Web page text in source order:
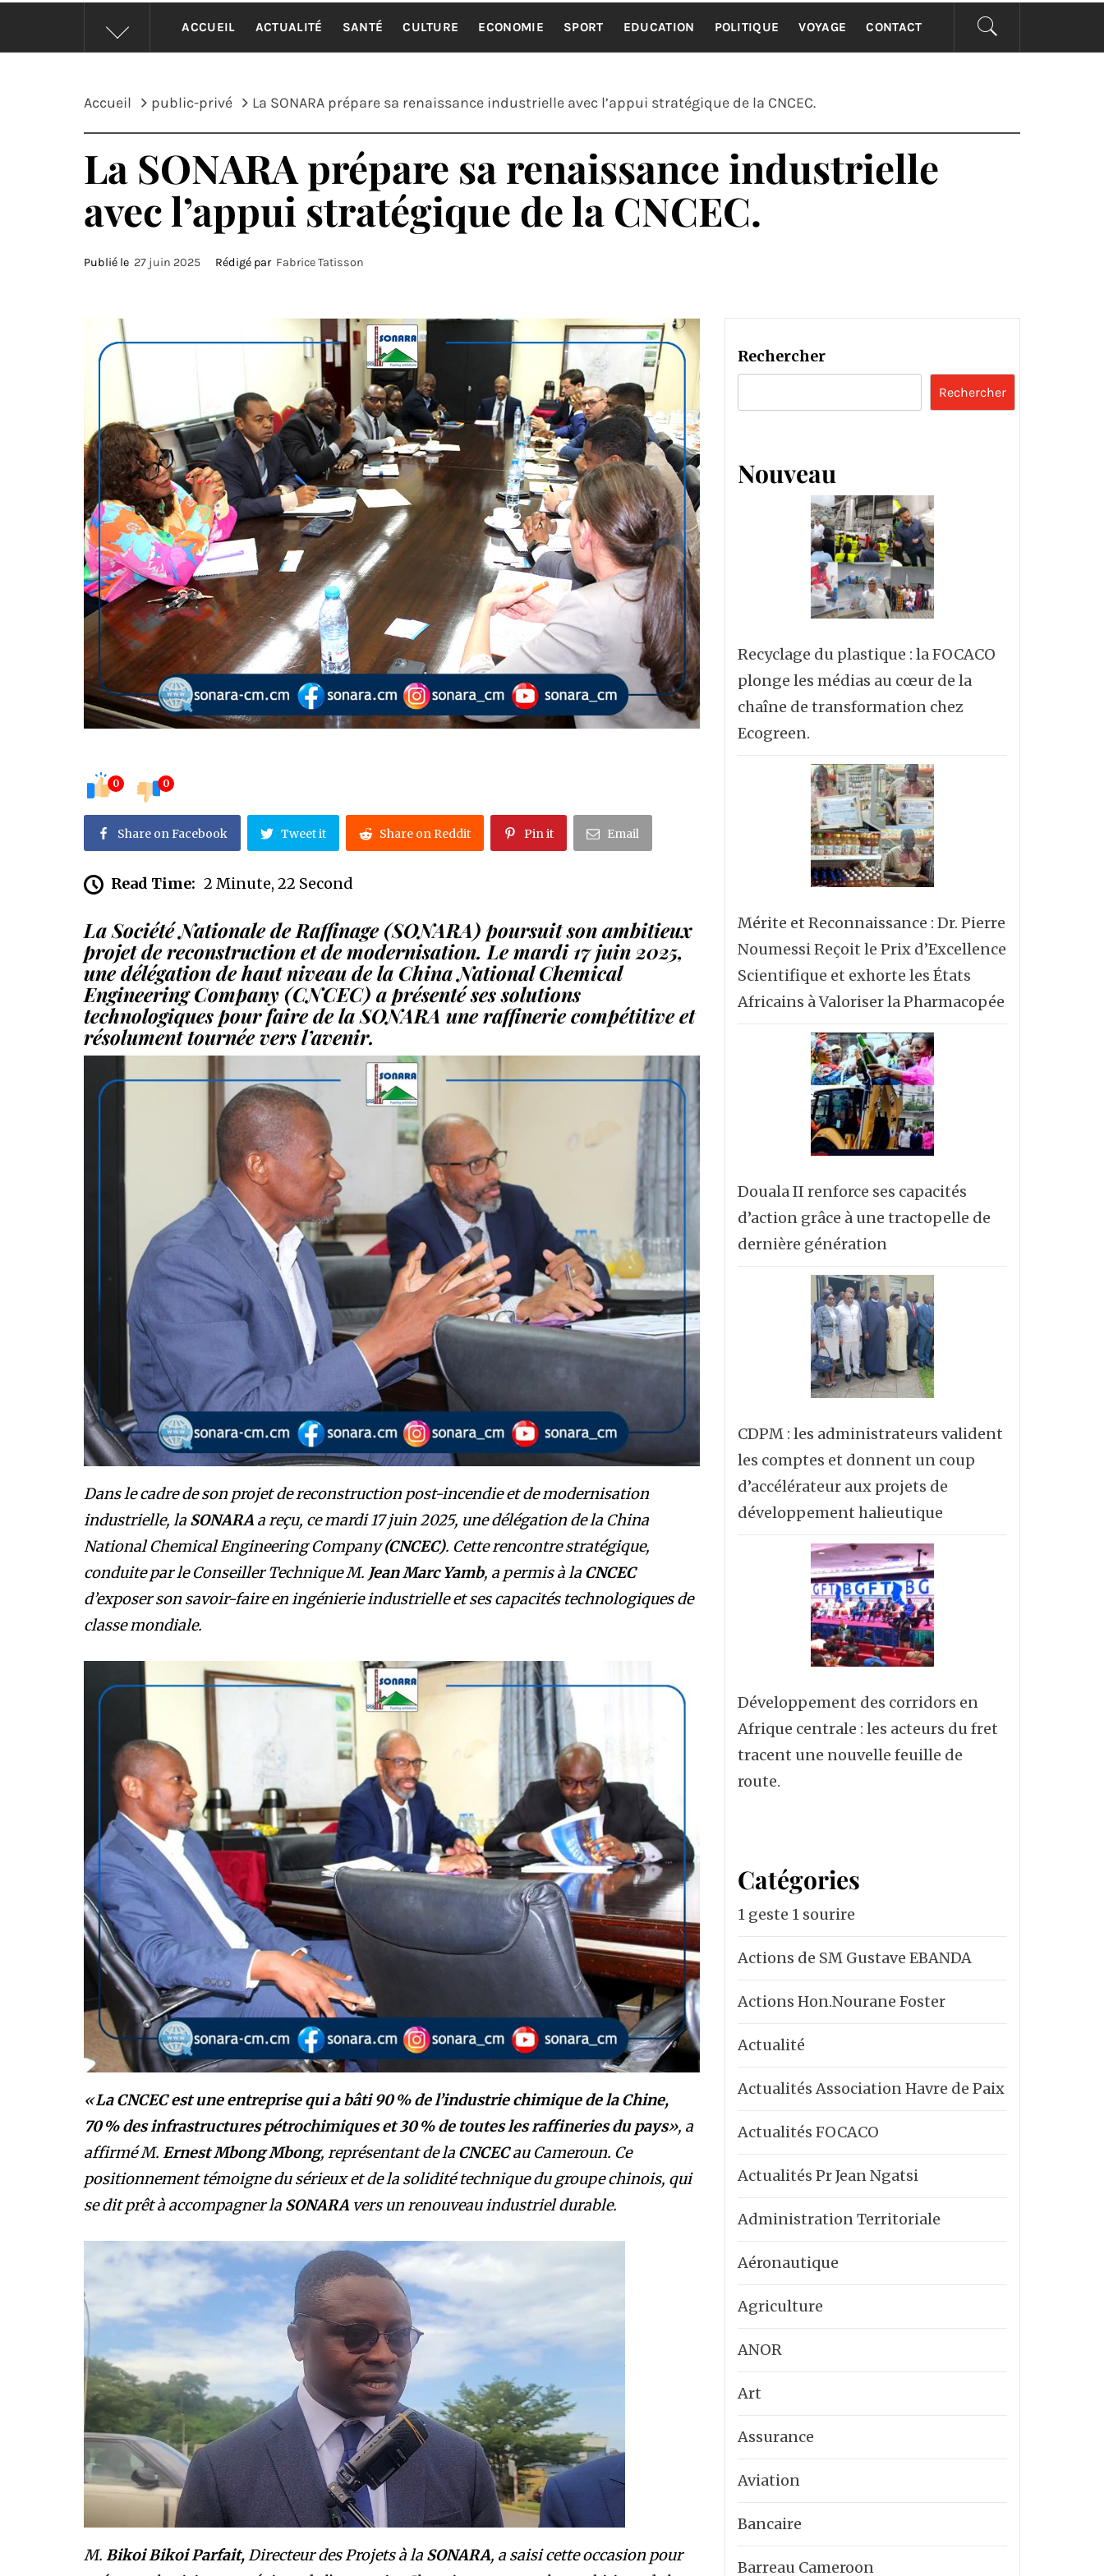
UP ACTU
ACCUEIL ACTUALITÉ SANTÉ CULTURE ECONOMIE SPORT EDUCATION POLITIQUE VOYAGE CONTACT
Accueil public-privé La SONARA prépare sa renaissance industrielle avec l’appui stratégique de la CNCEC.
La SONARA prépare sa renaissance industrielle
avec l’appui stratégique de la CNCEC.
Publié le 27 juin 2025 Rédigé par Fabrice Tatisson
0 0
Share on Facebook Tweet it Share on Reddit Pin it Email
Read Time: 2 Minute, 22 Second
La Société Nationale de Raffinage (SONARA) poursuit son ambitieux
projet de reconstruction et de modernisation. Le mardi 17 juin 2025,
une délégation de haut niveau de la China National Chemical
Engineering Company (CNCEC) a présenté ses solutions
technologiques pour faire de la SONARA une raffinerie compétitive et
résolument tournée vers l’avenir.
Dans le cadre de son projet de reconstruction post-incendie et de modernisation
industrielle, la SONARA a reçu, ce mardi 17 juin 2025, une délégation de la China
National Chemical Engineering Company(CNCEC). Cette rencontre stratégique,
conduite par le Conseiller Technique M. Jean Marc Yamb, a permis à la CNCEC
d’exposer son savoir-faire en ingénierie industrielle et ses capacités technologiques de
classe mondiale.
«La CNCEC est une entreprise qui a bâti 90 % de l’industrie chimique de la Chine,
70 % des infrastructures pétrochimiques et 30 % de toutes les raffineries du pays», a
affirmé M. Ernest Mbong Mbong, représentant de la CNCECau Cameroun. Ce
positionnement témoigne du sérieux et de la solidité technique du groupe chinois, qui
se dit prêt à accompagner la SONARA vers un renouveau industriel durable.
M. Bikoi Bikoi Parfait, Directeur des Projets à la SONARA, a saisi cette occasion pour
Rechercher
Rechercher
Nouveau
Recyclage du plastique : la FOCACO
plonge les médias au cœur de la
chaîne de transformation chez
Ecogreen.
Mérite et Reconnaissance : Dr. Pierre
Noumessi Reçoit le Prix d’Excellence
Scientifique et exhorte les États
Africains à Valoriser la Pharmacopée
Douala II renforce ses capacités
d’action grâce à une tractopelle de
dernière génération
CDPM : les administrateurs valident
les comptes et donnent un coup
d’accélérateur aux projets de
développement halieutique
Développement des corridors en
Afrique centrale : les acteurs du fret
tracent une nouvelle feuille de
route.
Catégories
1 geste 1 sourire
Actions de SM Gustave EBANDA
Actions Hon.Nourane Foster
Actualité
Actualités Association Havre de Paix
Actualités FOCACO
Actualités Pr Jean Ngatsi
Administration Territoriale
Aéronautique
Agriculture
ANOR
Art
Assurance
Aviation
Bancaire
Barreau Cameroon